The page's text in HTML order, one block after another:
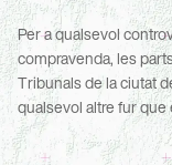
Per a qualsevol
compravenda, les
Tribunals de la ciutat
qualsevol altre fur